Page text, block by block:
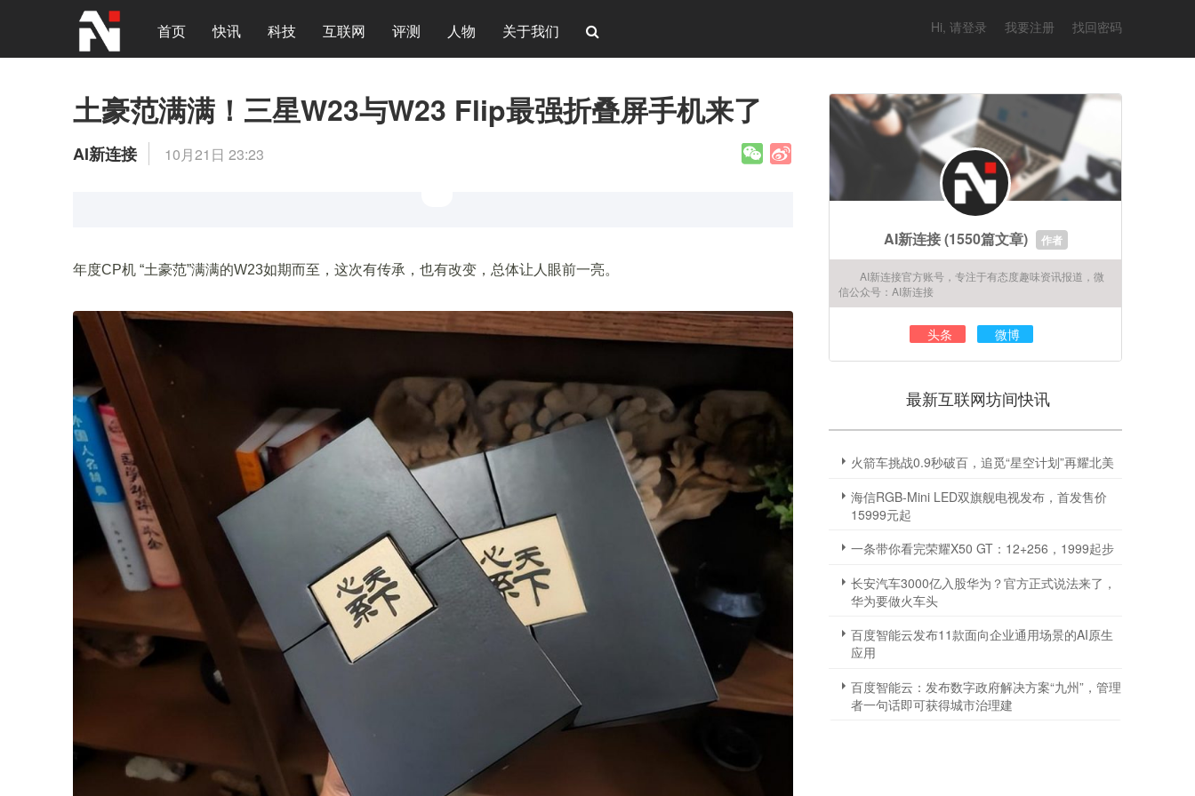
首页 快讯 科技 互联网 评测 人物 关于我们 Hi, 请登录 我要注册 找回密码
土豪范满满！三星W23与W23 Flip最强折叠屏手机来了
AI新连接 10月21日 23:23
年度CP机 “土豪范”满满的W23如期而至，这次有传承，也有改变，总体让人眼前一亮。
AI新连接(1550篇文章) 作者
AI新连接官方账号，专注于有态度趣味资讯报道，微
信公众号：AI新连接
头条 微博
最新互联网坊间快讯
火箭车挑战0.9秒破百，追觅“星空计划”再耀北美
海信RGB-Mini LED双旗舰电视发布，首发售价
15999元起
一条带你看完荣耀X50 GT：12+256，1999起步
长安汽车3000亿入股华为？官方正式说法来了，
华为要做火车头
百度智能云发布11款面向企业通用场景的AI原生
应用
百度智能云：发布数字政府解决方案“九州”，管理
者一句话即可获得城市治理建